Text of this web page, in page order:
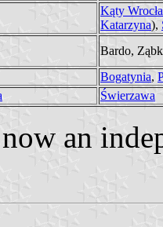
Kąty
Katarzyna),
Bardo,
Bogatynia,
Świerzawa
an